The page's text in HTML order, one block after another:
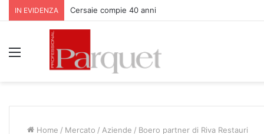
IN EVIDENZA Parquet Bauwerk all’Apfelhotel Torgglerhof in Val
Home / Mercato / Aziende / Boero partner di Riva Restauri